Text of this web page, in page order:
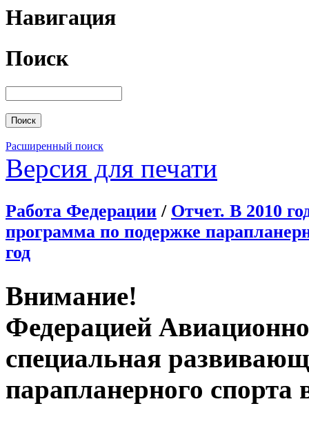
Навигация
Поиск
Расширенный поиск
Версия для печати
Работа Федерации / Отчет. В 2010
программа по подержке
год
Внимание!
Федерацией
специальная
парапланерного спорта